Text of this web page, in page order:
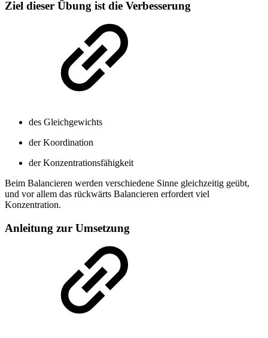
Ziel dieser Übung ist die Verbesserung
des Gleichgewichts
der Koordination
der Konzentrationsfähigkeit
Beim Balancieren werden verschiedene Sinne gleichzeitig geübt,
und vor allem das rückwärts Balancieren erfordert viel
Konzentration.
Anleitung zur Umsetzung